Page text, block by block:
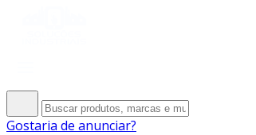
Gostaria de anunciar?